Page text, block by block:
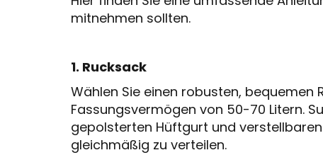
mitnehmen sollten.
1. Rucksack
Wählen Sie einen robusten, bequemen
Fassungsvermögen von 50-70 Litern.
gepolsterten Hüftgurt und
gleichmäßig zu verteilen.